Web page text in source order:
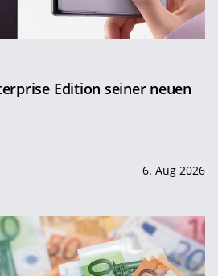
Edition seiner neuen
6. Aug 2026